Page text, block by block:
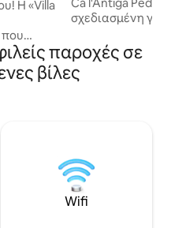
χρόνια
Γαλλίδα
σημεία
με
σχεδιασμένη για
χωρίς να
λεπτά μακριά
εύκολη
χρόνο μαζί, να
δημιουργήσετε
Κάντε κράτηση
παροχές σε
βίλες
Wifi